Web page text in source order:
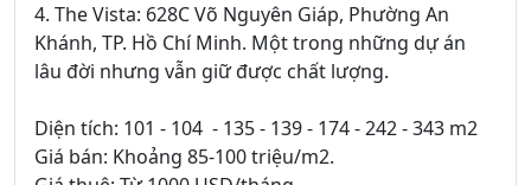
4. The Vista: 628C Võ Nguyên Giáp, Phường An
Khánh, TP. Hồ Chí Minh. Một trong những dự án
lâu đời nhưng vẫn giữ được chất lượng.
Diện tích: 101 - 104 - 135 - 139 - 174 - 242 - 343 m2
Giá bán: Khoảng 85-100 triệu/m2.